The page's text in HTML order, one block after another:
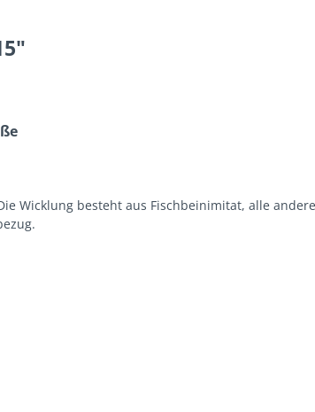
Wicklung besteht aus Fischbeinimitat, alle